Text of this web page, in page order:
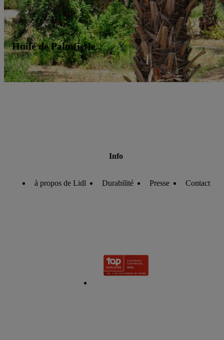
Huile de Palm(ist)e
Politique d’achat
Info
à propos de Lidl Durabilité Presse Contact